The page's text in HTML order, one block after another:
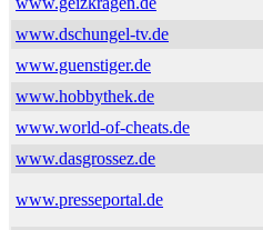
www.dschungel-tv.de
www.guenstiger.de
www.hobbythek.de
www.world-of-cheats.de
www.dasgrossez.de
www.presseportal.de